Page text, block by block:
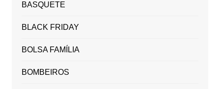
BASQUETE
BLACK FRIDAY
BOLSA FAMÍLIA
BOMBEIROS